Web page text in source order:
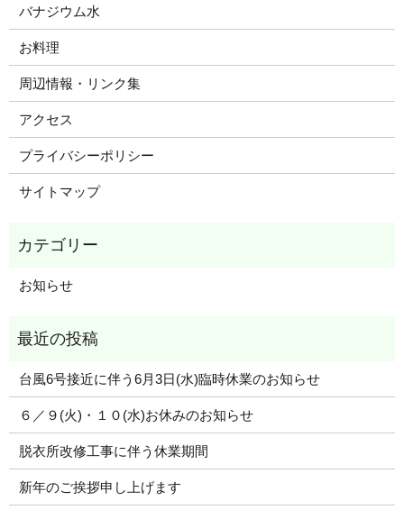
バナジウム水
お料理
周辺情報・リンク集
アクセス
プライバシーポリシー
サイトマップ
お知らせ
台風6号接近に伴う6月3日(水)臨時休業のお知らせ
６／９(火)・１０(水)お休みのお知らせ
脱衣所改修工事に伴う休業期間
新年のご挨拶申し上げます